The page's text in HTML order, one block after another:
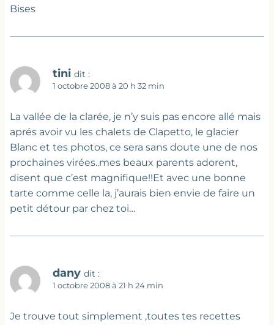
Bises
tini dit :
1 octobre 2008 à 20 h 32 min
La vallée de la clarée, je n’y suis pas encore allé mais
aprés avoir vu les chalets de Clapetto, le glacier
Blanc et tes photos, ce sera sans doute une de nos
prochaines virées..mes beaux parents adorent,
disent que c’est magnifique!!Et avec une bonne
tarte comme celle la, j’aurais bien envie de faire un
petit détour par chez toi…
dany dit :
1 octobre 2008 à 21 h 24 min
Je trouve tout simplement ,toutes tes recettes